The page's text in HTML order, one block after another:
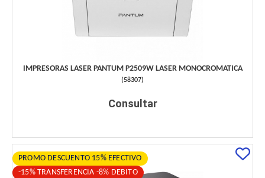
IMPRESORAS LASER PANTUM P2509W LASER MONOCROMATICA
(58307)
Consultar
PROMO DESCUENTO 15% EFECTIVO
-15% TRANSFERENCIA -8% DEBITO